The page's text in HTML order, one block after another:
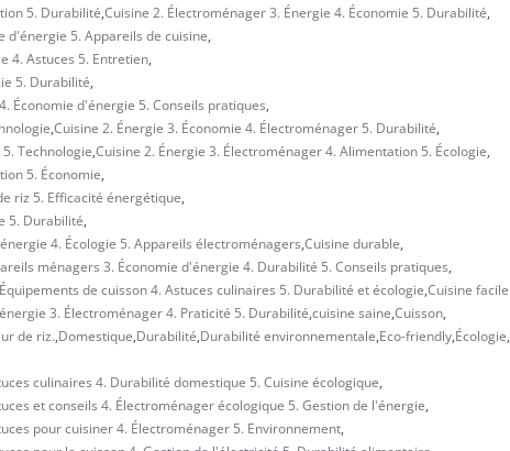
5. Durabilité,Cuisine 2. Électroménager 3. Énergie 4. Économie 5. Durabilité,
d'énergie 5. Appareils de cuisine,
4. Astuces 5. Entretien,
5. Durabilité,
Économie d'énergie 5. Conseils pratiques,
,Cuisine 2. Énergie 3. Économie 4. Électroménager 5. Durabilité,
Technologie,Cuisine 2. Énergie 3. Électroménager 4. Alimentation 5. Écologie,
5. Économie,
riz 5. Efficacité énergétique,
5. Durabilité,
4. Écologie 5. Appareils électroménagers,Cuisine durable,
ménagers 3. Économie d'énergie 4. Durabilité 5. Conseils pratiques,
de cuisson 4. Astuces culinaires 5. Durabilité et écologie,Cuisine facile
3. Électroménager 4. Praticité 5. Durabilité,cuisine saine,Cuisson,
de riz.,Domestique,Durabilité,Durabilité environnementale,Eco-friendly,Écologie,
culinaires 4. Durabilité domestique 5. Cuisine écologique,
et conseils 4. Électroménager écologique 5. Gestion de l'énergie,
pour cuisiner 4. Électroménager 5. Environnement,